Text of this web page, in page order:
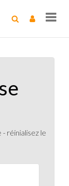
réinialisez le